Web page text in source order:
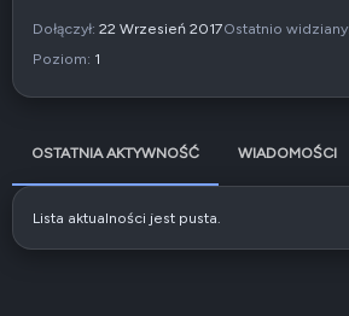
Dołączył 22 Wrzesień 2017Ostatnio widziany
Poziom 1
OSTATNIA AKTYWNOŚĆ WIADOMOŚCI
Lista aktualności jest pusta.